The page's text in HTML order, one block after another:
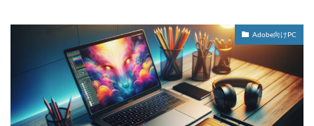
Adobe向けPC